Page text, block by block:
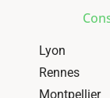
Lyon
Rennes
Montpellier